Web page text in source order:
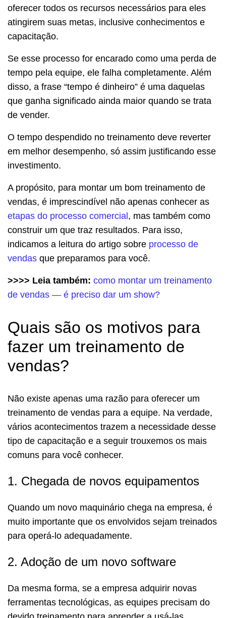
oferecer todos os recursos necessários para eles
atingirem suas metas, inclusive conhecimentos e
capacitação.
Se esse processo for encarado como uma perda de
tempo pela equipe, ele falha completamente. Além
disso, a frase “tempo é dinheiro” é uma daquelas
que ganha significado ainda maior quando se trata
de vender.
O tempo despendido no treinamento deve reverter
em melhor desempenho, só assim justificando esse
investimento.
A propósito, para montar um bom treinamento de
vendas, é imprescindível não apenas conhecer as
etapas do processo comercial, mas também como
construir um que traz resultados. Para isso,
indicamos a leitura do artigo sobre processo de
vendas que preparamos para você.
>>>> Leia também: como montar um treinamento
de vendas — é preciso dar um show?
Quais são os motivos para
fazer um treinamento de
vendas?
Não existe apenas uma razão para oferecer um
treinamento de vendas para a equipe. Na verdade,
vários acontecimentos trazem a necessidade desse
tipo de capacitação e a seguir trouxemos os mais
comuns para você conhecer.
1. Chegada de novos equipamentos
Quando um novo maquinário chega na empresa, é
muito importante que os envolvidos sejam treinados
para operá-lo adequadamente.
2. Adoção de um novo software
Da mesma forma, se a empresa adquirir novas
ferramentas tecnológicas, as equipes precisam do